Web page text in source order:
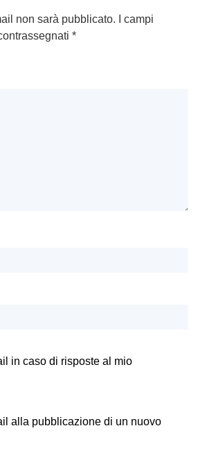
non sarà pubblicato.
I campi
*
in caso di risposte al mio
alla pubblicazione di un nuovo